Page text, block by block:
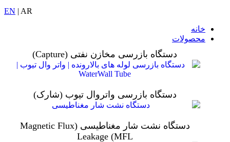
EN | AR
خانه
محصولات
دستگاه بازرسی مخازن نفتی (Capture)
دستگاه بازرسی واتروال تیوب (شارک)
دستگاه نشت شار مغناطیسی (Magnetic Flux
Leakage (MFL